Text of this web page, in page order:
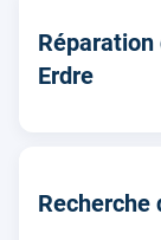
Erdre
Recherche